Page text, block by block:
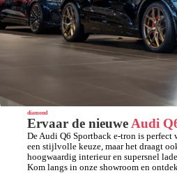
diamond
Ervaar de nieuwe Audi
De Audi Q6 Sportback e-tron is
een stijlvolle keuze, maar het draagt
hoogwaardig interieur en supersnel
Kom langs in onze showroom en